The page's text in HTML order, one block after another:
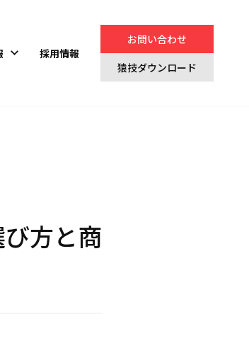
採用情報
お問い合わせ
猿技ダウンロード
方と商